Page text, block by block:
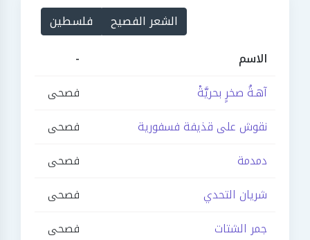
الشعر الفصيح
فلسطين
الاسم
-
آهـةُ صخرٍ بحريَّةْ
فصحى
نقوش على قذيفة فسفورية
فصحى
دمدمة
فصحى
شريان التحدي
فصحى
جمر الشتات
فصحى